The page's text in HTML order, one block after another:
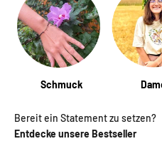
Schmuck
Bereit ein Statement zu setzen?
Entdecke unsere Bestseller